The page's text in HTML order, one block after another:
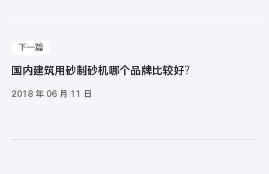
下一篇
国内建筑用砂制砂机哪个品牌比较好？
2018 年 06 月 11 日